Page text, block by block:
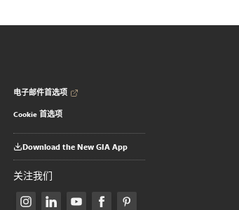
电子邮件首选项
Cookie 首选项
Download the New GIA App
关注我们